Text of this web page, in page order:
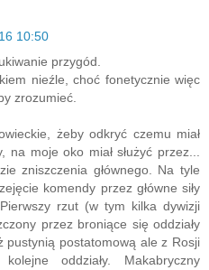
10:50
przygód.
nieźle, choć fonetycznie więc
zrozumieć.
żeby odkryć czemu miał
moje oko miał służyć przez...
zniszczenia głównego. Na tyle
komendy przez główne siły
rzut (w tym kilka dywizji
przez broniące się oddziały
pustynią postatomową ale z Rosji
oddziały. Makabryczny